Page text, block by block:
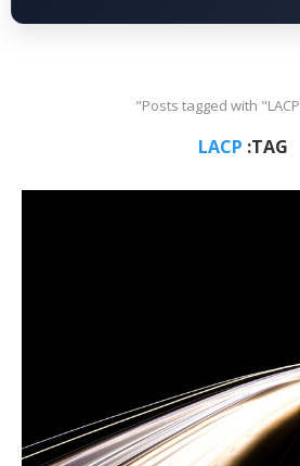
Posts tagged with "LACP"
TAG:
LACP